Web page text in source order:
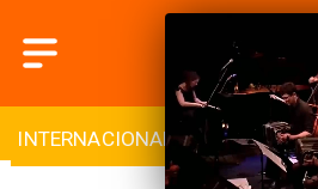
INTERNACIONAL DEPORTES